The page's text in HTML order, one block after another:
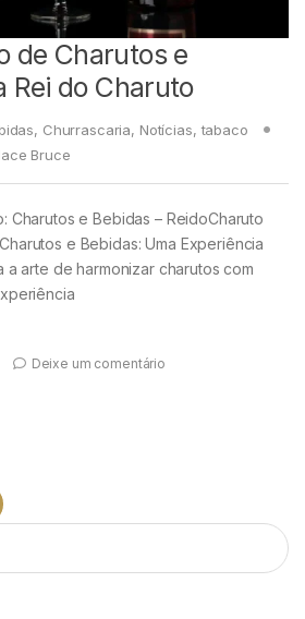
de Charutos e
Rei do Charuto
, Churrascaria, Notícias,tabaco
Bruce
Charutos e Bebidas – ReidoCharuto
e Bebidas: Uma Experiência
a arte de harmonizar charutos com
Deixe um comentário